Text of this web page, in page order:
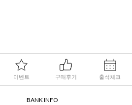
이벤트 구매후기 출석체크
BANK INFO